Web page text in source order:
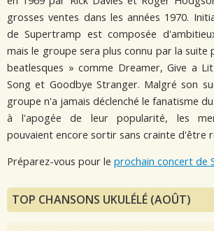
grosses ventes dans les années 1970.
de Supertramp est composée
mais le groupe sera plus connu par la suite
beatlesques » comme Dreamer, Give a
Song et Goodbye Stranger. Malgré son
groupe n'a jamais déclenché le fanatisme
à l'apogée de leur popularité, les
pouvaient encore sortir sans crainte d'être
Préparez-vous pour le prochain concert de
TOP CHANSONS UKULÉLÉ (AOÛT)